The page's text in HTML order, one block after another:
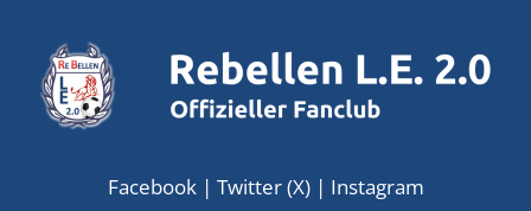
Inhalt
springen
REBELLEN
Facebook| Twitter (X) | Instagram